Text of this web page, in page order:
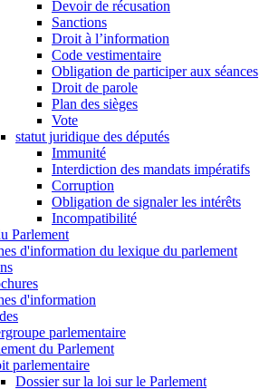
Devoir de récusation
Sanctions
Droit à l’information
Code vestimentaire
Obligation de participer aux séances
Droit de parole
Plan des sièges
Vote
statut juridique des députés
Immunité
Interdiction des mandats impératifs
Corruption
Obligation de signaler les intérêts
Incompatibilité
Parlement
d'information du lexique du parlement
d'information
parlementaire
du Parlement
parlementaire
Dossier sur la loi sur le Parlement